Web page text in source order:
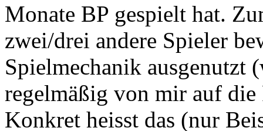
Monate BP gespielt hat.
zwei/drei andere Spieler
Spielmechanik ausgenutzt
regelmäßig von mir auf die
Konkret heisst das (nur